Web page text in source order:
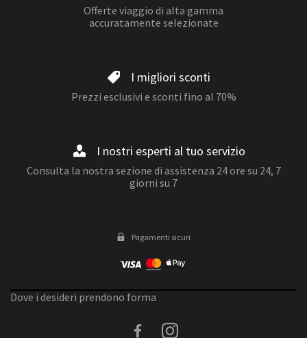
Offerte viaggio di alta gamma
accuratamente selezionate
I migliori sconti
Prezzi esclusivi e sconti fino al 70%
I nostri esperti al tuo servizio
Consulta la nostra sezione di assistenza 24 ore su 24, 7
giorni su 7
Pagamenti sicuri
Dove i desideri prendono forma